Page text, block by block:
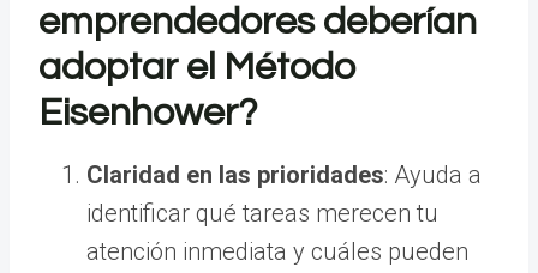
emprendedores deberían
adoptar el Método
Eisenhower?
Claridad en las prioridades: Ayuda a
identificar qué tareas merecen tu
atención inmediata y cuáles pueden